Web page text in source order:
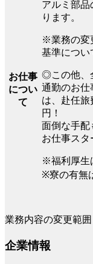
お仕事
につい
て
アルミ部品
ります。
※業務の変
基準につい
◎この他、
通勤のお仕
は、赴任旅
円！
面倒な手配
お仕事スタ
※福利厚生
※寮の有無
業務内容の変更範
企業情報